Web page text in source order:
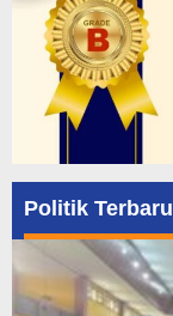
Politik Terbaru